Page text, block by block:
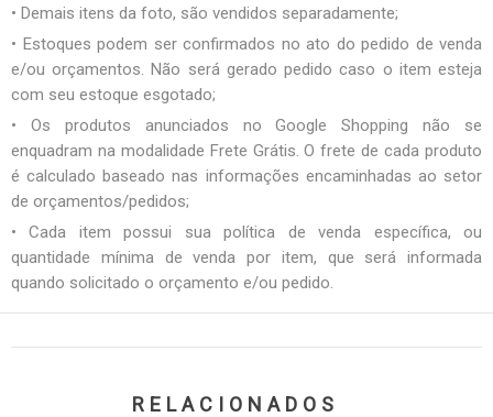
• Demais itens da foto, são vendidos separadamente;
• Estoques podem ser confirmados no ato do pedido de venda
e/ou orçamentos. Não será gerado pedido caso o item esteja
com seu estoque esgotado;
• Os produtos anunciados no Google Shopping não se
enquadram na modalidade Frete Grátis. O frete de cada produto
é calculado baseado nas informações encaminhadas ao setor
de orçamentos/pedidos;
• Cada item possui sua política de venda específica, ou
quantidade mínima de venda por item, que será informada
quando solicitado o orçamento e/ou pedido.
RELACIONADOS